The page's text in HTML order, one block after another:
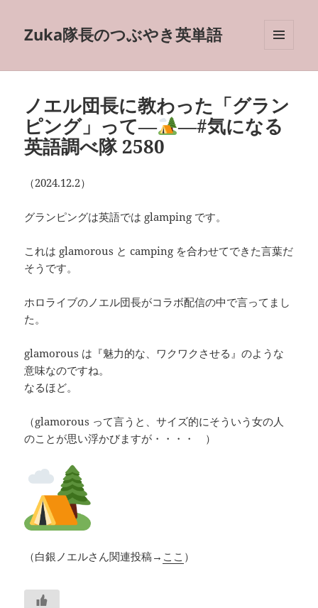
Zuka隊長のつぶやき英単語
ーとウ
ノエル団長に教わった「グラン
ピング」って―
―#気になる
英語調べ隊 2580
（2024.12.2）
グランピングは英語では glamping です。
これは glamorous と camping を合わせてできた言葉だ
そうです。
ホロライブのノエル団長がコラボ配信の中で言ってまし
た。
glamorous は『魅力的な、ワクワクさせる』のような
意味なのですね。
なるほど。
（glamorous って言うと、サイズ的にそういう女の人
のことが思い浮かびますが・・・・ ）
（白銀ノエルさん関連投稿→ ここ ）